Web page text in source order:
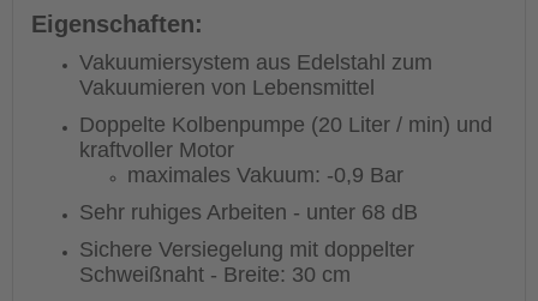
Eigenschaften:
Vakuumiersystem aus Edelstahl zum
Vakuumieren von Lebensmittel
Doppelte Kolbenpumpe (20 Liter / min) und
kraftvoller Motor
maximales Vakuum: -0,9 Bar
Sehr ruhiges Arbeiten - unter 68 dB
Sichere Versiegelung mit doppelter
Schweißnaht - Breite: 30 cm